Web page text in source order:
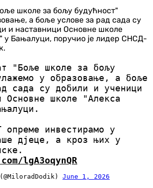
школе за бољу будућност"
а боље услове за рад сада су
и наставници Основне школе
у Бањалуци, поручио је лидер СНСД-
"Боље школе за бољу
у образовање, а боље
сада су добили и ученици
Основне школе "Алекса
опреме инвестирамо у
дјеце, а кроз њих у
lgA3oqynQR
June 1, 2026